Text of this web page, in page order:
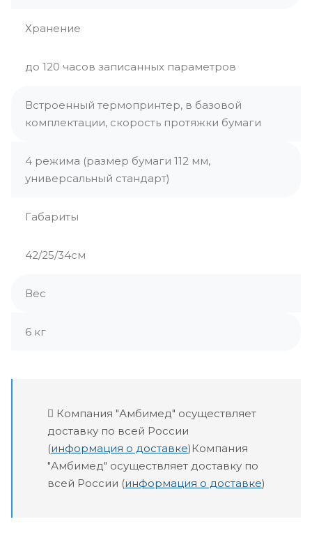
Хранение
до 120 часов записанных параметров
Встроенный термопринтер, в базовой
комплектации, скорость протяжки бумаги
4 режима (размер бумаги 112 мм,
универсальный стандарт)
Габариты
42/25/34см
Вес
6 кг
Компания "Амбимед" осуществляет
доставку по всей России
(информация о доставке)Компания
"Амбимед" осуществляет доставку по
всей России (информация о доставке)